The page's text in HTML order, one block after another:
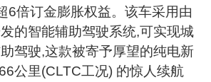
6倍订金膨胀权益。该车采用由
的智能辅助驾驶系统,可实现城
驾驶,这款被寄予厚望的纯电新
公里(CLTC工况) 的惊人续航